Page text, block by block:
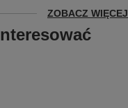
ZOBACZ WIĘCEJ